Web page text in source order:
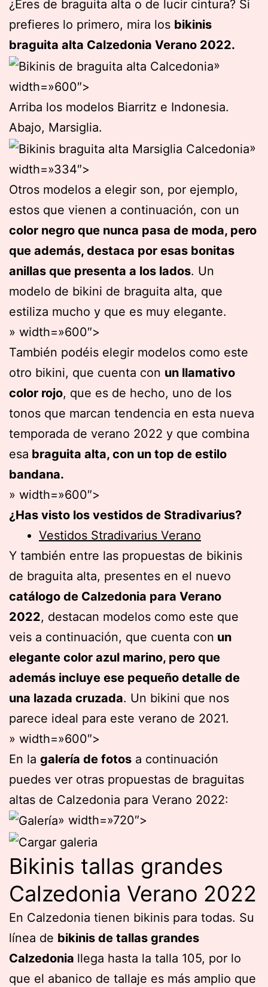
¿Eres de braguita alta o de lucir cintura? Si
prefieres lo primero, mira los bikinis
braguita alta Calzedonia Verano 2022.
»
width=»600″>
Arriba los modelos Biarritz e Indonesia.
Abajo, Marsiglia.
»
width=»334″>
Otros modelos a elegir son, por ejemplo,
estos que vienen a continuación, con un
color negro que nunca pasa de moda, pero
que además, destaca por esas bonitas
anillas que presenta a los lados. Un
modelo de bikini de braguita alta, que
estiliza mucho y que es muy elegante.
» width=»600″>
También podéis elegir modelos como este
otro bikini, que cuenta con un llamativo
color rojo, que es de hecho, uno de los
tonos que marcan tendencia en esta nueva
temporada de verano 2022 y que combina
esa braguita alta, con un top de estilo
bandana.
» width=»600″>
¿Has visto los vestidos de Stradivarius?
Vestidos Stradivarius Verano
Y también entre las propuestas de bikinis
de braguita alta, presentes en el nuevo
catálogo de Calzedonia para Verano
2022, destacan modelos como este que
veis a continuación, que cuenta con un
elegante color azul marino, pero que
además incluye ese pequeño detalle de
una lazada cruzada. Un bikini que nos
parece ideal para este verano de 2021.
» width=»600″>
En la galería de fotos a continuación
puedes ver otras propuestas de braguitas
altas de Calzedonia para Verano 2022:
» width=»720″>
Bikinis tallas grandes
Calzedonia Verano 2022
En Calzedonia tienen bikinis para todas. Su
línea de bikinis de tallas grandes
Calzedonia llega hasta la talla 105, por lo
que el abanico de tallaje es más amplio que